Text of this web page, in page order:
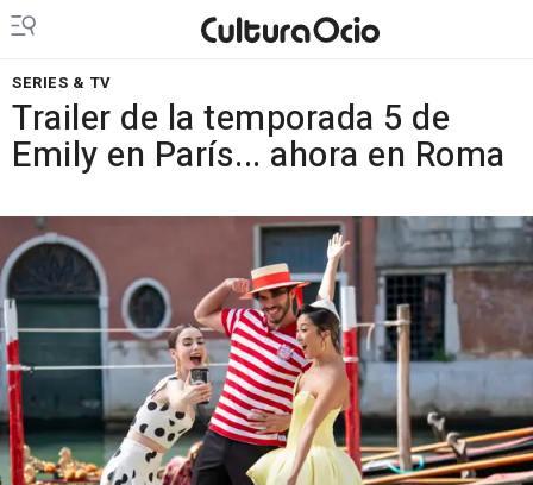
SERIES & TV
Trailer de la temporada 5 de
Emily en París... ahora en Roma